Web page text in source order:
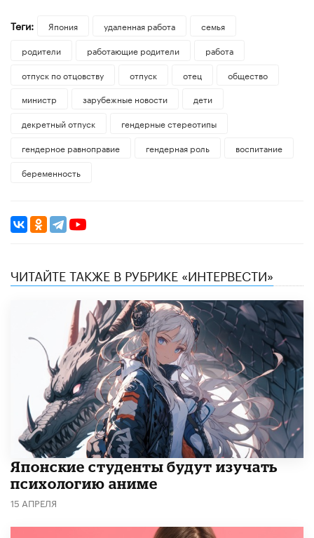
Теги: Япония удаленная работа
семья
родители
работающие родители
работа
отпуск по отцовству
отпуск отец
общество
министр
зарубежные новости
дети
декретный отпуск
гендерные стереотипы
гендерное равноправие
гендерная роль
воспитание
беременность
ЧИТАЙТЕ ТАКЖЕ В РУБРИКЕ «ИНТЕРВЕСТИ»
Японские студенты будут изучать
психологию аниме
15 АПРЕЛЯ